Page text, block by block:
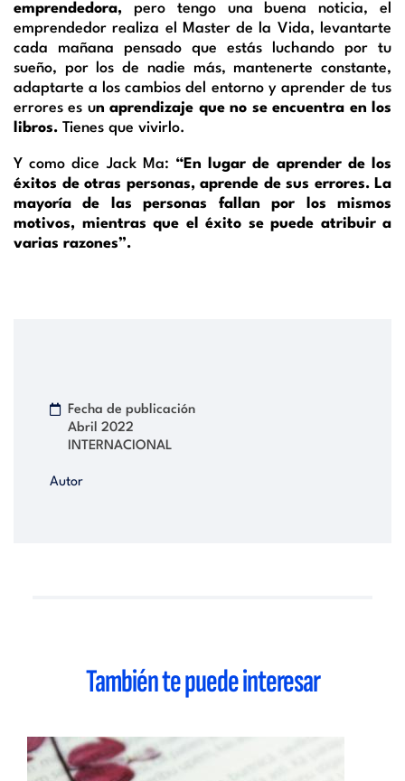
emprendedora, pero tengo una buena noticia, el
emprendedor realiza el Master de la Vida, levantarte
cada mañana pensado que estás luchando por tu
sueño, por los de nadie más, mantenerte constante,
adaptarte a los cambios del entorno y aprender de tus
errores es un aprendizaje que no se encuentra en los
libros. Tienes que vivirlo.
Y como dice Jack Ma: “En lugar de aprender de los
éxitos de otras personas, aprende de sus errores. La
mayoría de las personas fallan por los mismos
motivos, mientras que el éxito se puede atribuir a
varias razones”.
Fecha de publicación
Abril 2022
INTERNACIONAL
Autor
También te puede interesar